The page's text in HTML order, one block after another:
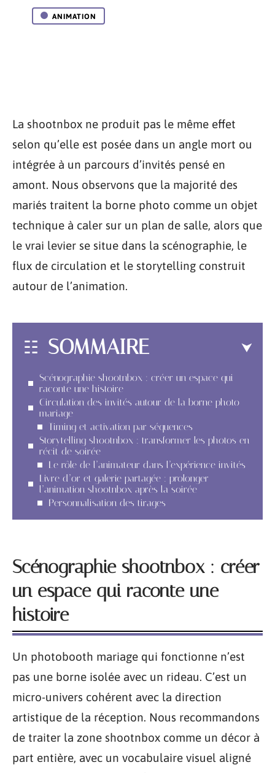
ANIMATION
La shootnbox ne produit pas le même effet
selon qu’elle est posée dans un angle mort ou
intégrée à un parcours d’invités pensé en
amont. Nous observons que la majorité des
mariés traitent la borne photo comme un objet
technique à caler sur un plan de salle, alors que
le vrai levier se situe dans la scénographie, le
flux de circulation et le storytelling construit
autour de l’animation.
SOMMAIRE
Scénographie shootnbox : créer un espace qui
raconte une histoire
Circulation des invités autour de la borne photo
mariage
Timing et activation par séquences
Storytelling shootnbox : transformer les photos en
récit de soirée
Le rôle de l’animateur dans l’expérience invités
Livre d’or et galerie partagée : prolonger
l’animation shootnbox après la soirée
Personnalisation des tirages
Scénographie shootnbox : créer
un espace qui raconte une
histoire
Un photobooth mariage qui fonctionne n’est
pas une borne isolée avec un rideau. C’est un
micro-univers cohérent avec la direction
artistique de la réception. Nous recommandons
de traiter la zone shootnbox comme un décor à
part entière, avec un vocabulaire visuel aligné